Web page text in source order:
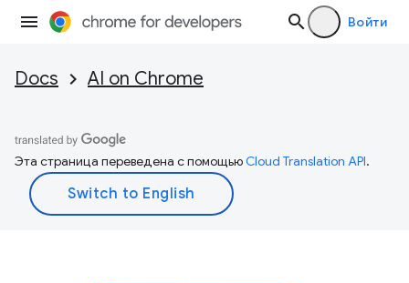
Войти
Docs AI on Chrome
Эта страница переведена с помощьюCloud Translation API.